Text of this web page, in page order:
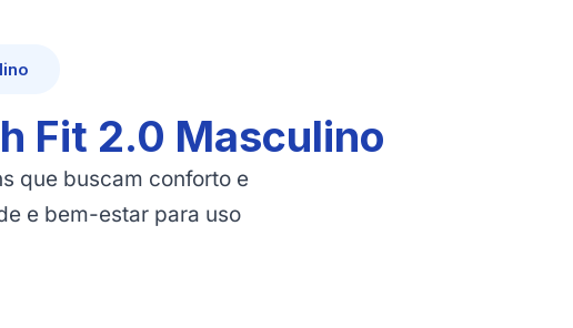
Fit 2.0 Masculino
que buscam conforto e
e bem-estar para uso